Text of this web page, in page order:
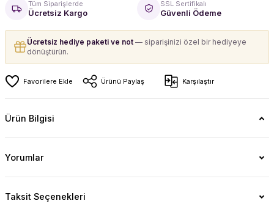
Tüm Siparişlerde
Ücretsiz Kargo
SSL Sertifikalı
Güvenli Ödeme
Ücretsiz hediye paketi ve not — siparişinizi özel bir hediyeye
dönüştürün.
Ürünü Paylaş Karşılaştır
Ürün Bilgisi
Yorumlar
Taksit Seçenekleri